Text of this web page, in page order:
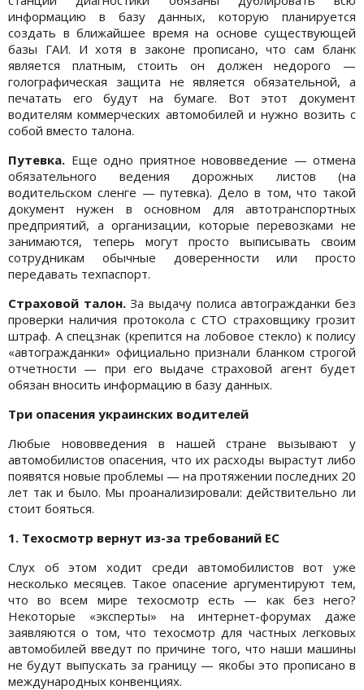
информацию в базу данных, которую планируется
создать в ближайшее время на основе существующей
базы ГАИ. И хотя в законе прописано, что сам бланк
является платным, стоить он должен недорого —
голографическая защита не является обязательной, а
печатать его будут на бумаге. Вот этот документ
водителям коммерческих автомобилей и нужно возить с
собой вместо талона.
Путевка. Еще одно приятное нововведение — отмена
обязательного ведения дорожных листов (на
водительском сленге — путевка). Дело в том, что такой
документ нужен в основном для автотранспортных
предприятий, а организации, которые перевозками не
занимаются, теперь могут просто выписывать своим
сотрудникам обычные доверенности или просто
передавать техпаспорт.
Страховой талон.За выдачу полиса автогражданки без
проверки наличия протокола с СТО страховщику грозит
штраф. А спецзнак (крепится на лобовое стекло) к полису
«автогражданки» официально признали бланком строгой
отчетности — при его выдаче страховой агент будет
обязан вносить информацию в базу данных.
Три опасения украинских водителей
Любые нововведения в нашей стране вызывают у
автомобилистов опасения, что их расходы вырастут либо
появятся новые проблемы — на протяжении последних 20
лет так и было. Мы проанализировали: действительно ли
стоит бояться.
1. Техосмотр вернут из-за требований ЕС
Слух об этом ходит среди автомобилистов вот уже
несколько месяцев. Такое опасение аргументируют тем,
что во всем мире техосмотр есть — как без него?
Некоторые «эксперты» на интернет-форумах даже
заявляются о том, что техосмотр для частных легковых
автомобилей введут по причине того, что наши машины
не будут выпускать за границу — якобы это прописано в
международных конвенциях.